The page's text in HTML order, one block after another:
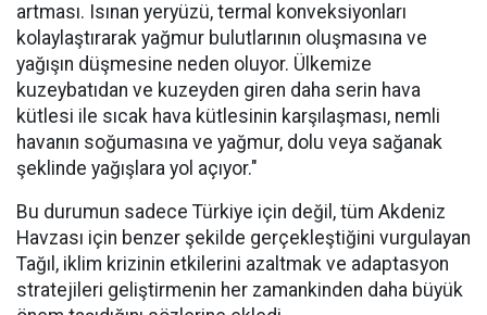
artması. Isınan yeryüzü, termal konveksiyonları
kolaylaştırarak yağmur bulutlarının oluşmasına ve
yağışın düşmesine neden oluyor. Ülkemize
kuzeybatıdan ve kuzeyden giren daha serin hava
kütlesi ile sıcak hava kütlesinin karşılaşması, nemli
havanın soğumasına ve yağmur, dolu veya sağanak
şeklinde yağışlara yol açıyor."
Bu durumun sadece Türkiye için değil, tüm Akdeniz
Havzası için benzer şekilde gerçekleştiğini vurgulayan
Tağıl, iklim krizinin etkilerini azaltmak ve adaptasyon
stratejileri geliştirmenin her zamankinden daha büyük